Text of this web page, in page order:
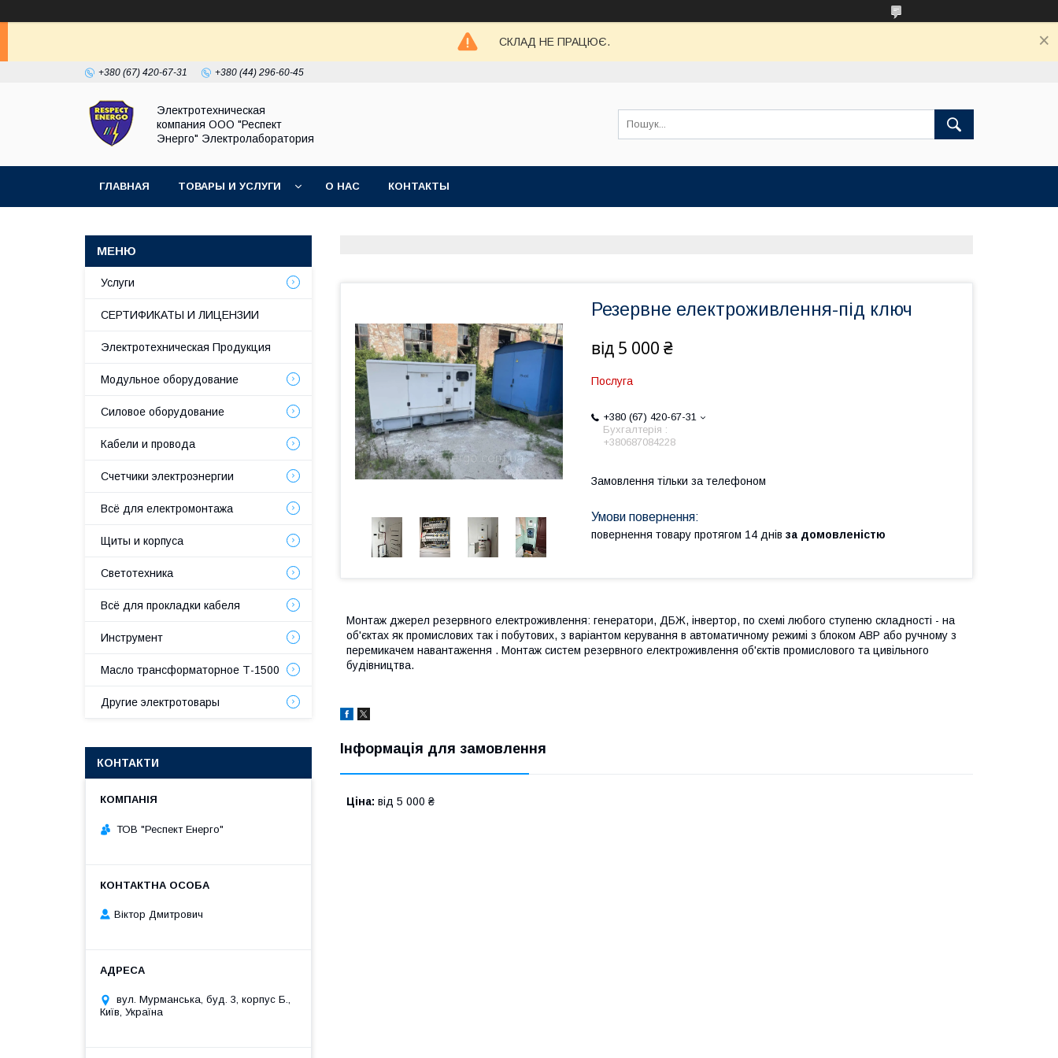
СКЛАД НЕ ПРАЦЮЄ.
+380 (67) 420-67-31 +380 (44) 296-60-45
Электротехническая
компания ООО "Респект
Энерго" Электролаборатория
ГЛАВНАЯ ТОВАРЫ И УСЛУГИ О НАС КОНТАКТЫ
Резервне електроживлення-під ключ
від 5 000 ₴
Послуга
+380 (67) 420-67-31
Бухгалтерія :
+380687084228
Замовлення тільки за телефоном
повернення товару протягом 14 днів за домовленістю
Монтаж джерел резервного електроживлення: генератори, ДБЖ, інвертор, по схемі любого ступеню складності - на
об'єктах як промислових так і побутових, з варіантом керування в автоматичному режимі з блоком АВР або ручному з
перемикачем навантаження . Монтаж систем резервного електроживлення об'єктів промислового та цивільного
будівництва.
Інформація для замовлення
Ціна: від 5 000 ₴
Услуги
СЕРТИФИКАТЫ И ЛИЦЕНЗИИ
Электротехническая Продукция
Модульное оборудование
Силовое оборудование
Кабели и провода
Счетчики электроэнергии
Всё для електромонтажа
Щиты и корпуса
Светотехника
Всё для прокладки кабеля
Инструмент
Масло трансформаторное Т-1500
Другие электротовары
КОНТАКТИ
ТОВ "Респект Eнерго"
Віктор Дмитрович
вул. Мурманська, буд. 3, корпус Б.,
Київ, Україна